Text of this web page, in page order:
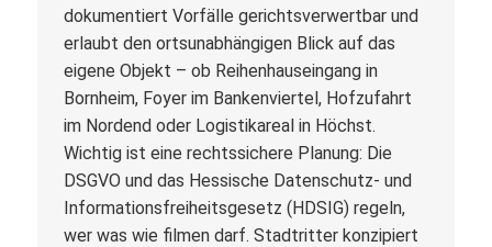
dokumentiert Vorfälle gerichtsverwertbar und
erlaubt den ortsunabhängigen Blick auf das
eigene Objekt – ob Reihenhauseingang in
Bornheim, Foyer im Bankenviertel, Hofzufahrt
im Nordend oder Logistikareal in Höchst.
Wichtig ist eine rechtssichere Planung: Die
DSGVO und das Hessische Datenschutz- und
Informationsfreiheitsgesetz (HDSIG) regeln,
wer was wie filmen darf. Stadtritter konzipiert